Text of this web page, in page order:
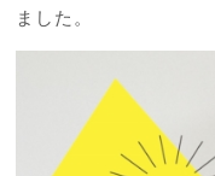
ました。